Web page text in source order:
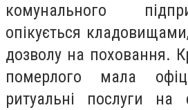
комунального
опікується
дозволу на поховання.
померлого мала
ритуальні послуги на